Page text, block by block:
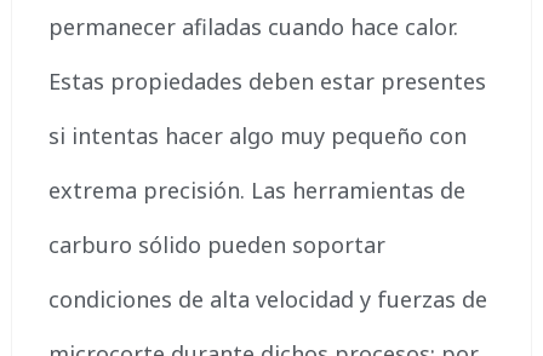
permanecer afiladas cuando hace calor.
Estas propiedades deben estar presentes
si intentas hacer algo muy pequeño con
extrema precisión. Las herramientas de
carburo sólido pueden soportar
condiciones de alta velocidad y fuerzas de